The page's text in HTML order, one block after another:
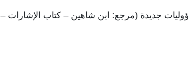
جديدة (مرجع: ابن شاهين – كتاب الإشارات –